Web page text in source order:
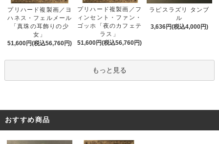
プリハード複製画／ヨ
ハネス・フェルメール
「真珠の耳飾りの少
女」
51,600円(税込56,760円)
プリハード複製画／フ
ィンセント・ファン・
ゴッホ「夜のカフェテ
ラス」
51,600円(税込56,760円)
ラピスラズリ タンブ
ル
3,636円(税込4,000円)
もっと見る
おすすめ商品